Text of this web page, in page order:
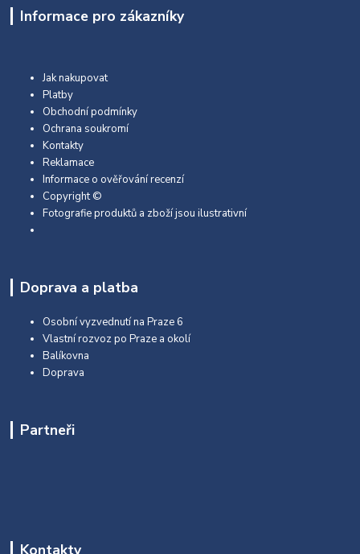
Informace pro zákazníky
Jak nakupovat
Platby
Obchodní podmínky
Ochrana soukromí
Kontakty
Reklamace
Informace o ověřování recenzí
Copyright ©
Fotografie produktů a zboží jsou ilustrativní
Doprava a platba
Osobní vyzvednutí na Praze 6
Vlastní rozvoz po Praze a okolí
Balíkovna
Doprava
Partneři
Kontakty